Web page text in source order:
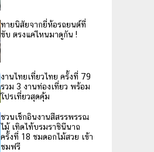
ทายนิสัยจากยี่ห้อรถยนต์ที่
ขับ ตรงแค่ไหนมาดูกัน !
งานไทยเที่ยวไทย ครั้งที่ 79
รวม 3 งานท่องเที่ยว พร้อม
โปรเที่ยวสุดคุ้ม
ชวนเช็กอินงานสีสรรพรรณ
ไม้ เทิดไท้บรมราชินีนาถ
ครั้งที่ 18 ชมดอกไม้สวย เข้า
ชมฟรี